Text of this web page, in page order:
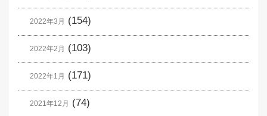
2022年3月 (154)
2022年2月 (103)
2022年1月 (171)
2021年12月 (74)